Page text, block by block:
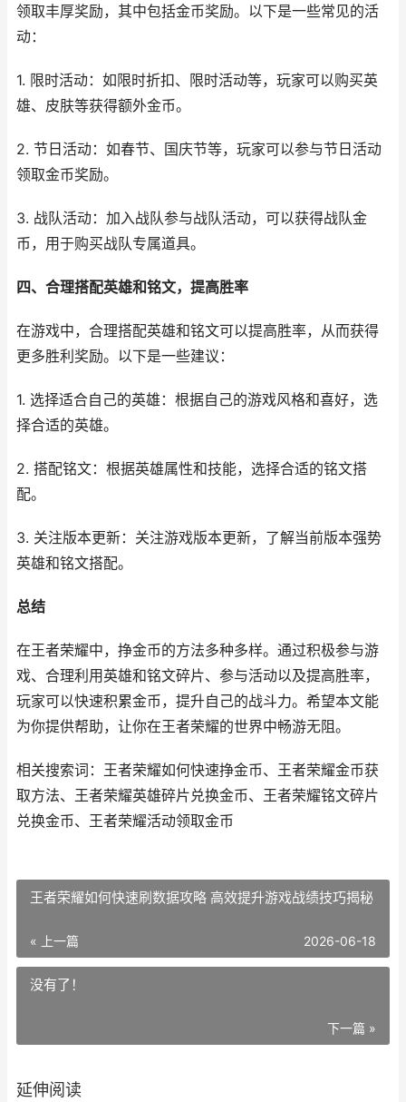
领取丰厚奖励，其中包括金币奖励。以下是一些常见的活
动：
1. 限时活动：如限时折扣、限时活动等，玩家可以购买英
雄、皮肤等获得额外金币。
2. 节日活动：如春节、国庆节等，玩家可以参与节日活动
领取金币奖励。
3. 战队活动：加入战队参与战队活动，可以获得战队金
币，用于购买战队专属道具。
四、合理搭配英雄和铭文，提高胜率
在游戏中，合理搭配英雄和铭文可以提高胜率，从而获得
更多胜利奖励。以下是一些建议：
1. 选择适合自己的英雄：根据自己的游戏风格和喜好，选
择合适的英雄。
2. 搭配铭文：根据英雄属性和技能，选择合适的铭文搭
配。
3. 关注版本更新：关注游戏版本更新，了解当前版本强势
英雄和铭文搭配。
总结
在王者荣耀中，挣金币的方法多种多样。通过积极参与游
戏、合理利用英雄和铭文碎片、参与活动以及提高胜率，
玩家可以快速积累金币，提升自己的战斗力。希望本文能
为你提供帮助，让你在王者荣耀的世界中畅游无阻。
相关搜索词：王者荣耀如何快速挣金币、王者荣耀金币获
取方法、王者荣耀英雄碎片兑换金币、王者荣耀铭文碎片
兑换金币、王者荣耀活动领取金币
王者荣耀如何快速刷数据攻略 高效提升游戏战绩技巧揭秘
« 上一篇 2026-06-18
没有了！
下一篇 »
延伸阅读